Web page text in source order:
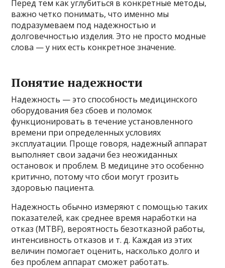
Перед тем как углубиться в конкретные методы,
важно четко понимать, что именно мы
подразумеваем под надежностью и
долговечностью изделия. Это не просто модные
слова — у них есть конкретное значение.
Понятие надежности
Надежность — это способность медицинского
оборудования без сбоев и поломок
функционировать в течение установленного
времени при определенных условиях
эксплуатации. Проще говоря, надежный аппарат
выполняет свои задачи без неожиданных
остановок и проблем. В медицине это особенно
критично, потому что сбои могут грозить
здоровью пациента.
Надежность обычно измеряют с помощью таких
показателей, как среднее время наработки на
отказ (MTBF), вероятность безотказной работы,
интенсивность отказов и т. д. Каждая из этих
величин помогает оценить, насколько долго и
без проблем аппарат сможет работать.